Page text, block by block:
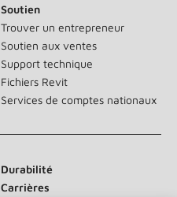
Soutien
Trouver un entrepreneur
Soutien aux ventes
Support technique
Fichiers Revit
Services de comptes nationaux
Durabilité
Carrières